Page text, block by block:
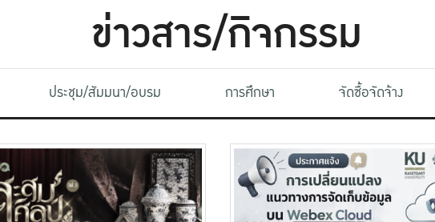
ข่าวสาร/กิจกรรม
ประชุม/สัมมนา/อบรม การศึกษา จัดซื้อจัดจ้าง